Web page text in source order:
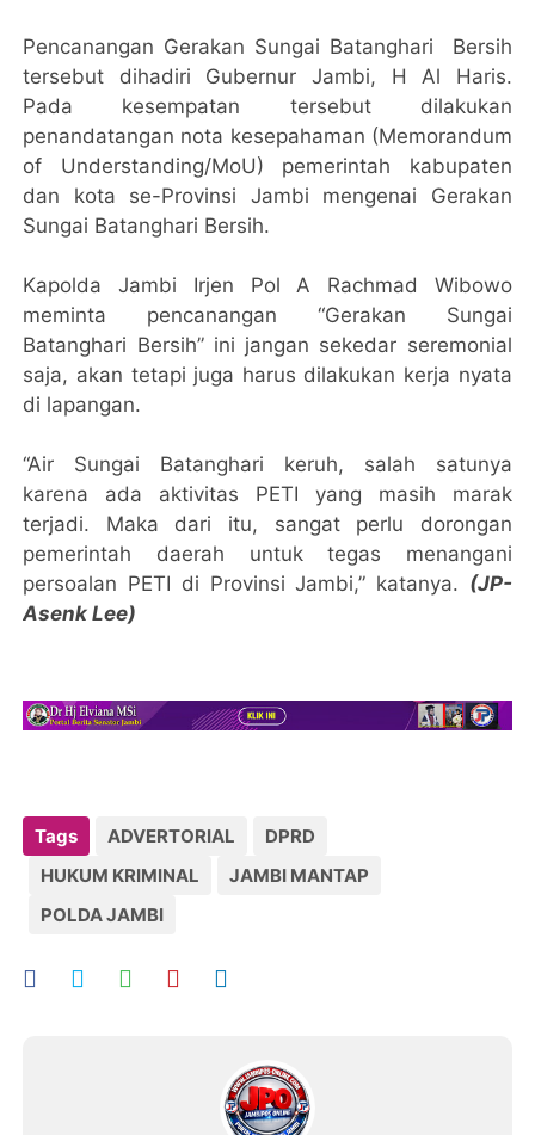
Pencanangan Gerakan Sungai Batanghari Bersih
tersebut dihadiri Gubernur Jambi, H Al Haris.
Pada kesempatan tersebut dilakukan
penandatangan nota kesepahaman (Memorandum
of Understanding/MoU) pemerintah kabupaten
dan kota se-Provinsi Jambi mengenai Gerakan
Sungai Batanghari Bersih.
Kapolda Jambi Irjen Pol A Rachmad Wibowo
meminta pencanangan “Gerakan Sungai
Batanghari Bersih” ini jangan sekedar seremonial
saja, akan tetapi juga harus dilakukan kerja nyata
di lapangan.
“Air Sungai Batanghari keruh, salah satunya
karena ada aktivitas PETI yang masih marak
terjadi. Maka dari itu, sangat perlu dorongan
pemerintah daerah untuk tegas menangani
persoalan PETI di Provinsi Jambi,” katanya. (JP-
Asenk Lee)
Tags ADVERTORIAL
DPRD
HUKUM KRIMINAL
JAMBI MANTAP
POLDA JAMBI